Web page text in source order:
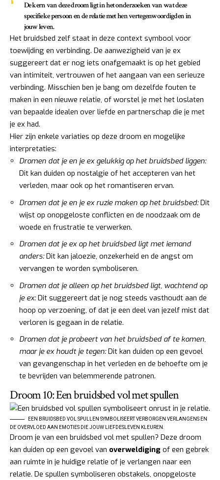
De kern van deze droom ligt in het onderzoeken van wat deze
specifieke persoon en de relatie met hen vertegenwoordigden in
jouw leven.
Het bruidsbed zelf staat in deze context symbool voor
toewijding en verbinding. De aanwezigheid van je ex
suggereert dat er nog iets onafgemaakt is op het gebied
van intimiteit, vertrouwen of het aangaan van een serieuze
verbinding. Misschien ben je bang om dezelfde fouten te
maken in een nieuwe relatie, of worstel je met het loslaten
van bepaalde idealen over liefde en partnerschap die je met
je ex had.
Hier zijn enkele variaties op deze droom en mogelijke
interpretaties:
Dromen dat je en je ex gelukkig op het bruidsbed liggen:
Dit kan duiden op nostalgie of het accepteren van het
verleden, maar ook op het romantiseren ervan.
Dromen dat je en je ex ruzie maken op het bruidsbed:Dit
wijst op onopgeloste conflicten en de noodzaak om de
woede en frustratie te verwerken.
Dromen dat je ex op het bruidsbed ligt met iemand
anders:Dit kan jaloezie, onzekerheid en de angst om
vervangen te worden symboliseren.
Dromen dat je alleen op het bruidsbed ligt, wachtend op
je ex:Dit suggereert dat je nog steeds vasthoudt aan de
hoop op verzoening, of dat je een deel van jezelf mist dat
verloren is gegaan in de relatie.
Dromen dat je probeert van het bruidsbed af te komen,
maar je ex houdt je tegen:Dit kan duiden op een gevoel
van gevangenschap in het verleden en de behoefte om je
te bevrijden van belemmerende patronen.
Droom 10: Een bruidsbed vol met spullen
EEN BRUIDSBED VOL SPULLEN SYMBOLISEERT VERBORGEN VERLANGENS EN
DE OVERVLOED AAN EMOTIES DIE JOUW LIEFDESLEVEN KLEUREN.
Droom je van een bruidsbed vol met spullen? Deze droom
kan duiden op een gevoel van overweldiging of een gebrek
aan ruimte in je huidige relatie of je verlangen naar een
relatie. De spullen symboliseren obstakels, onopgeloste